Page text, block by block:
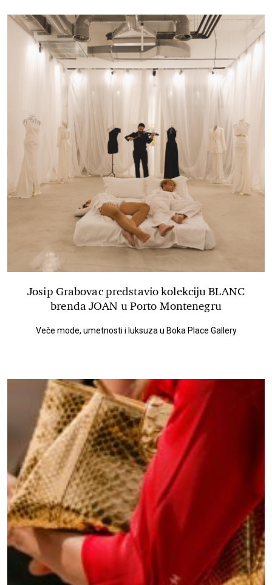
Josip Grabovac predstavio kolekciju BLANC
brenda JOAN u Porto Montenegru
Veče mode, umetnosti i luksuza u Boka Place Gallery